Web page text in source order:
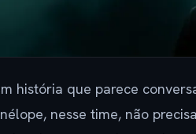
história que parece
nesse time, não